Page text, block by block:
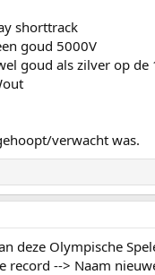
shorttrack
goud 5000V
goud als zilver op
verwacht was.
deze Olympische
record --> Naam